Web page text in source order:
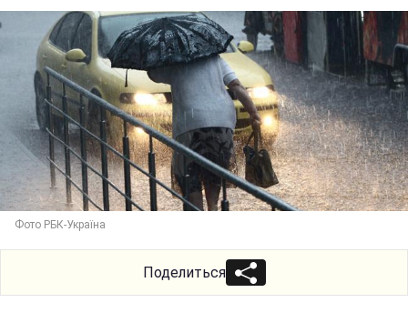
Фото РБК-Україна
Поделиться